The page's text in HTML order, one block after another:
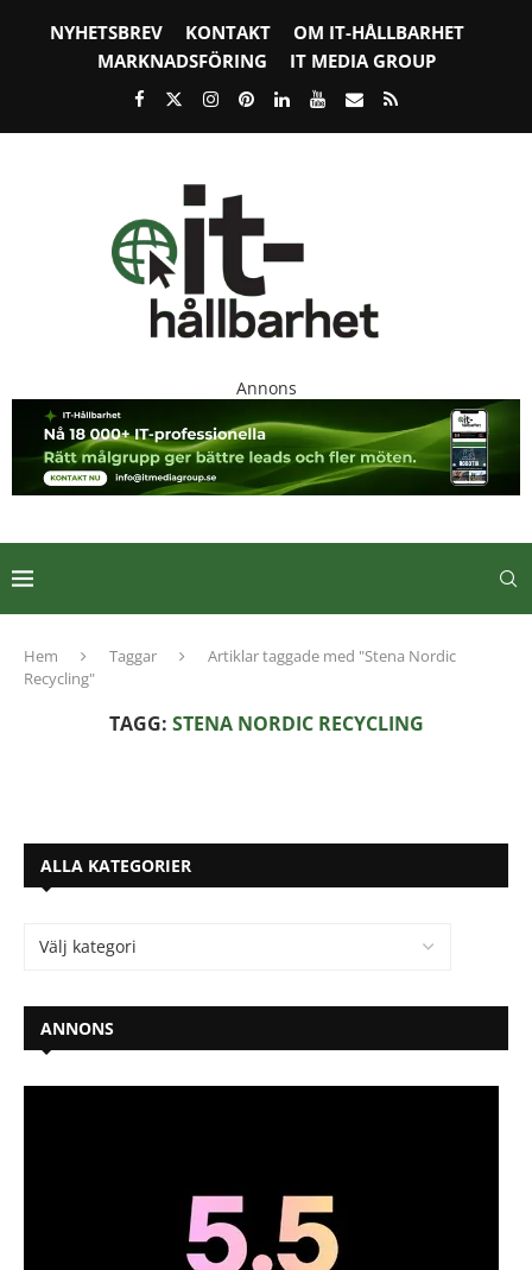
NYHETSBREV KONTAKT
OM IT-HÅLLBARHET
MARKNADSFÖRING
IT MEDIA GROUP
Annons
Hem Taggar
Artiklar taggade med "Stena Nordic
Recycling"
TAGG: STENA NORDIC RECYCLING
ALLA KATEGORIER
ANNONS